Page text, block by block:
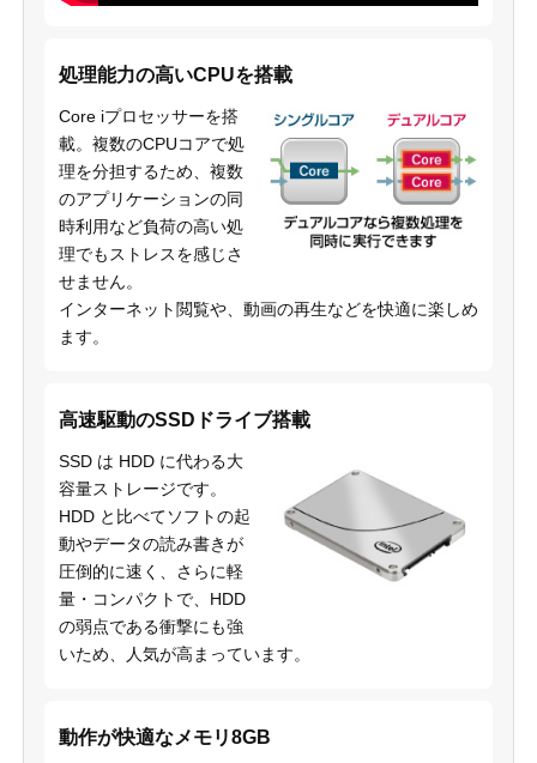
処理能力の高いCPUを搭載
Core iプロセッサーを搭
載。複数のCPUコアで処
理を分担するため、複数
のアプリケーションの同
時利用など負荷の高い処
理でもストレスを感じさ
せません。
インターネット閲覧や、動画の再生などを快適に楽しめ
ます。
高速駆動のSSDドライブ搭載
SSD は HDD に代わる大
容量ストレージです。
HDD と比べてソフトの起
動やデータの読み書きが
圧倒的に速く、さらに軽
量・コンパクトで、HDD
の弱点である衝撃にも強
いため、人気が高まっています。
動作が快適なメモリ8GB